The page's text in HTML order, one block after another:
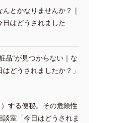
とかなりませんか？｜
日はどうされました
品”が見つからない｜な
どうされましたか？」
する便秘。その危険性
室「今日はどうされま